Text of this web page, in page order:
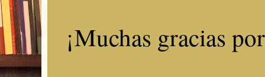
¡Muchas gracias